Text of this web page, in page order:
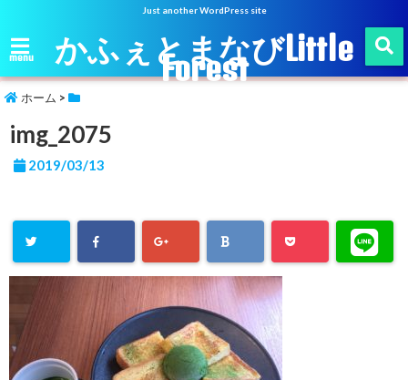
Just another WordPress site
menu かふぇとまなびLittle
Forest
ホーム >
img_2075
2019/03/13